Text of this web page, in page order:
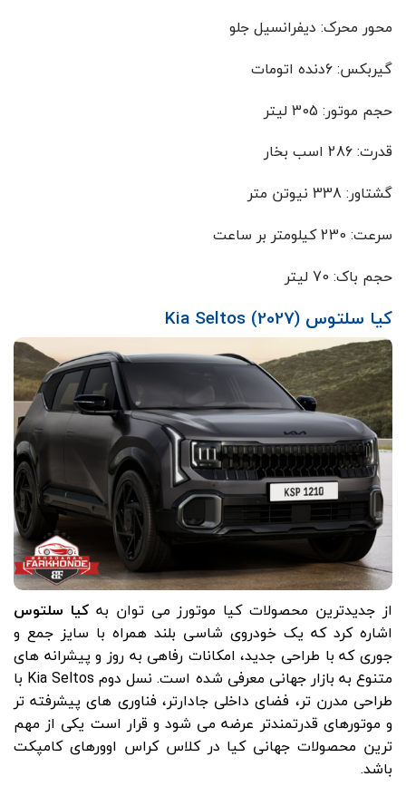
محور محرک: دیفرانسیل جلو
گیربکس: 6دنده اتومات
حجم موتور: 305 لیتر
قدرت: 286 اسب بخار
گشتاور: 338 نیوتن متر
سرعت: 230 کیلومتر بر ساعت
حجم باک: 70 لیتر
کیا سلتوس Kia Seltos (2027)
از جدیدترین محصولات کیا موتورز می توان بهکیا سلتوس
اشاره کرد که یک خودروی شاسی بلند همراه با سایز جمع و
جوری که با طراحی جدید، امکانات رفاهی به روز و پیشرانه های
متنوع به بازار جهانی معرفی شده است. نسل دوم Kia Seltos با
طراحی مدرن تر، فضای داخلی جادارتر، فناوری های پیشرفته تر
و موتورهای قدرتمندتر عرضه می شود و قرار است یکی از مهم
ترین محصولات جهانی کیا در کلاس کراس اوورهای کامپکت
باشد.